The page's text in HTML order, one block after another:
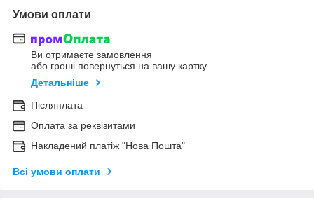
Умови оплати
Ви отримаєте замовлення
або гроші повернуться на вашу картку
Детальніше
Післяплата
Оплата за реквізитами
Накладений платіж "Нова Пошта"
Всі умови оплати